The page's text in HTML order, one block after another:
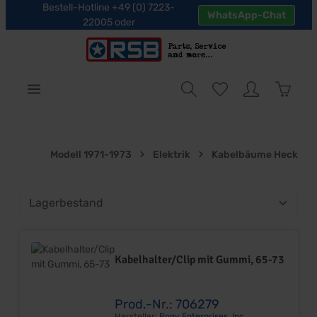
Bestell-Hotline +49 (0) 7223-
22005 oder
WhatsApp-Chat
Modell 1971-1973 Elektrik Kabelbäume Heck
Kabelhalter/Clip mit Gummi, 65-73
Prod.-Nr.: 706279